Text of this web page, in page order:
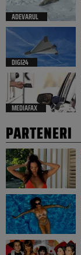
ADEVARUL
DIGI24
MEDIAFAX
PARTENERI